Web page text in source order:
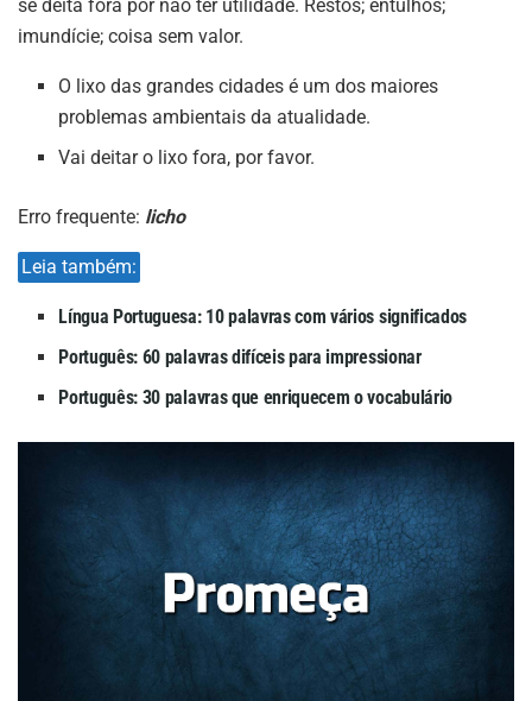
se deita fora por não ter utilidade. Restos; entulhos;
imundície; coisa sem valor.
O lixo das grandes cidades é um dos maiores
problemas ambientais da atualidade.
Vai deitar o lixo fora, por favor.
Erro frequente: licho
Leia também:
Língua Portuguesa: 10 palavras com vários significados
Português: 60 palavras difíceis para impressionar
Português: 30 palavras que enriquecem o vocabulário